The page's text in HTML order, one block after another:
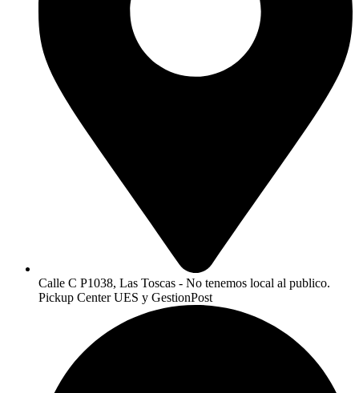
Calle C P1038, Las Toscas - No tenemos local al publico.
Pickup Center UES y GestionPost